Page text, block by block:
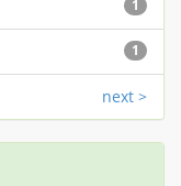
1
1
next >